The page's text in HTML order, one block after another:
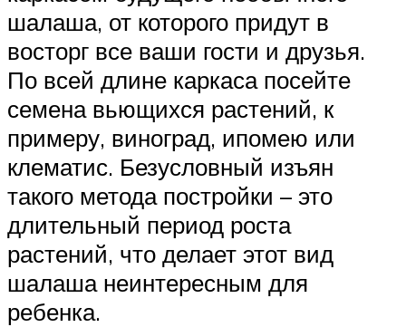
шалаша, от которого придут в
восторг все ваши гости и друзья.
По всей длине каркаса посейте
семена вьющихся растений, к
примеру, виноград, ипомею или
клематис. Безусловный изъян
такого метода постройки – это
длительный период роста
растений, что делает этот вид
шалаша неинтересным для
ребенка.